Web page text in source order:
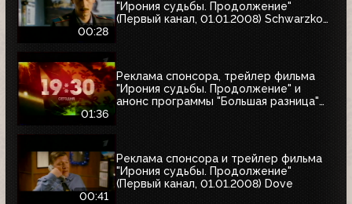
00:28
"Ирония судьбы. Продолжение"
(Первый канал, 01.01.2008) Schwarzkopf
01:36
Реклама спонсора, трейлер фильма
"Ирония судьбы. Продолжение" и
анонс программы "Большая разница"
00:41
Реклама спонсора и трейлер фильма
"Ирония судьбы. Продолжение"
(Первый канал, 01.01.2008) Dove